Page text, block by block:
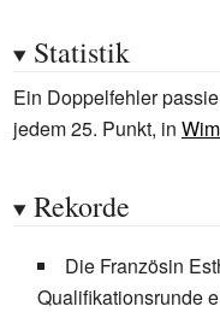
Statistik
Ein Doppelfehler
jedem 25. Punkt, in
Rekorde
Die Französin
Qualifikationsrunde